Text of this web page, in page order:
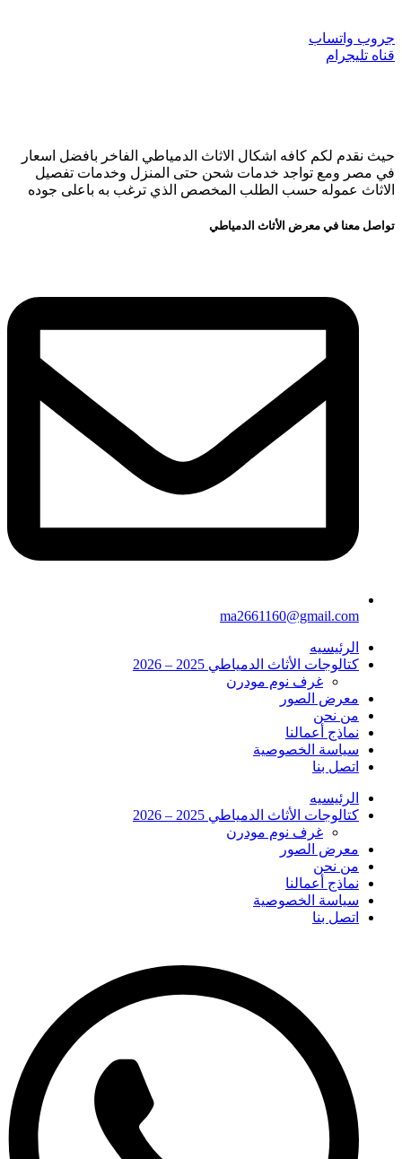
جروب واتساب
قناه تليجرام
حيث نقدم لكم كافه اشكال الاثاث الدمياطي الفاخر بافضل اسعار
في مصر ومع تواجد خدمات شحن حتى المنزل وخدمات تفصيل
الاثاث عموله حسب الطلب المخصص الذي ترغب به باعلى جوده
تواصل معنا في معرض الأثاث الدمياطي
ma2661160@gmail.com
الرئيسيه
كتالوجات الأثاث الدمياطي 2025 – 2026
غرف نوم مودرن
معرض الصور
من نحن
نماذج أعمالنا
سياسة الخصوصية
اتصل بنا
الرئيسيه
كتالوجات الأثاث الدمياطي 2025 – 2026
غرف نوم مودرن
معرض الصور
من نحن
نماذج أعمالنا
سياسة الخصوصية
اتصل بنا